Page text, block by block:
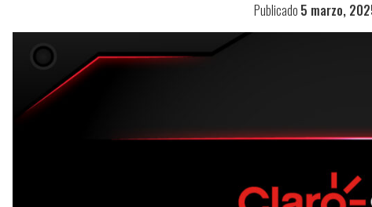
Publicado 5 marzo,